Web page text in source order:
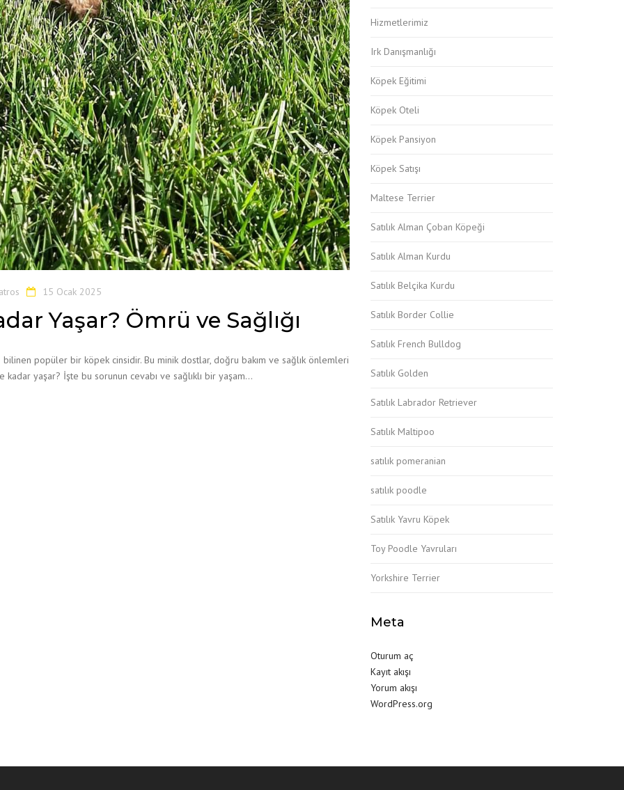
15 Ocak 2025
Yaşar? Ömrü ve Sağlığı
popüler bir köpek cinsidir. Bu minik dostlar, doğru bakım ve sağlık önlemleri
yaşar? İşte bu sorunun cevabı ve sağlıklı bir yaşam…
Hizmetlerimiz
Irk Danışmanlığı
Köpek Eğitimi
Köpek Oteli
Köpek Pansiyon
Köpek Satışı
Maltese Terrier
Satılık Alman Çoban Köpeği
Satılık Alman Kurdu
Satılık Belçika Kurdu
Satılık Border Collie
Satılık French Bulldog
Satılık Golden
Satılık Labrador Retriever
Satılık Maltipoo
satılık pomeranian
satılık poodle
Satılık Yavru Köpek
Toy Poodle Yavruları
Yorkshire Terrier
Meta
Oturum aç
Kayıt akışı
Yorum akışı
WordPress.org